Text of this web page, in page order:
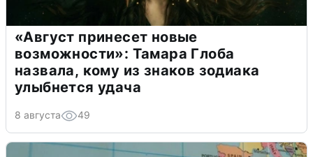
«Август принесет новые
возможности»: Тамара Глоба
назвала, кому из знаков зодиака
улыбнется удача
8 августа 49